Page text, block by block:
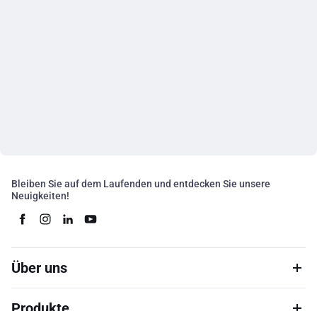
Bleiben Sie auf dem Laufenden und entdecken Sie unsere
Neuigkeiten!
Über uns